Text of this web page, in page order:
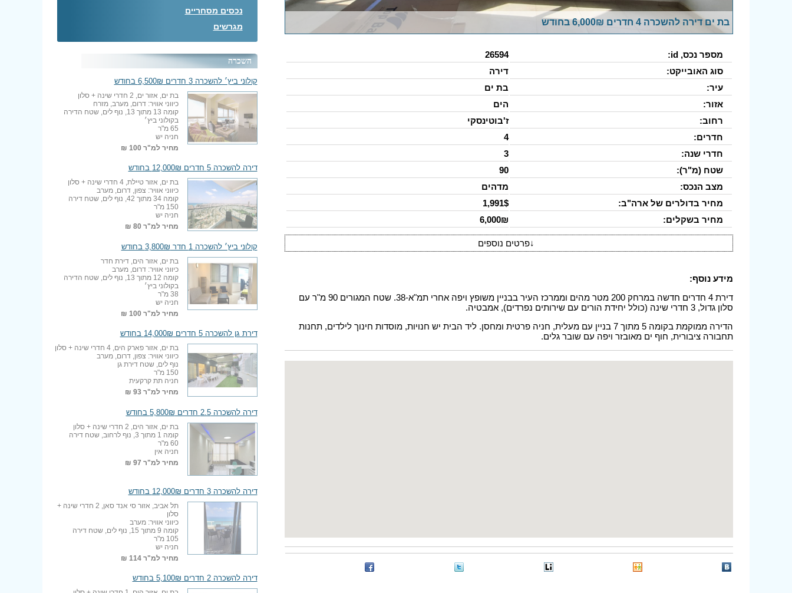
בת ים דירה להשכרה 4 חדרים 6,000₪ בחודש
מספר נכס, id:
26594
סוג האובייקט:
דירה
עיר:
בת ים
אזור:
הים
רחוב:
ז'בוטינסקי
חדרים:
4
חדרי שנה:
3
שטח (מ"ר):
90
מצב הנכס:
מדהים
מחיר בדולרים של ארה"ב:
1,991$
מחיר בשקלים:
6,000₪
↓פרטים נוספים
מידע נוסף:
דירת 4 חדרים חדשה במרחק 200 מטר מהים וממרכז העיר בבניין משופץ ויפה אחרי תמ"א-38. שטח המגורים 90 מ"ר עם
סלון גדול, 3 חדרי שינה (כולל יחידת הורים עם שירותים נפרדים), אמבטיה.
הדירה ממוקמת בקומה 5 מתוך 7 בניין עם מעלית, חניה פרטית ומחסן. ליד הבית יש חנויות, מוסדות חינוך לילדים, תחנות
תחבורה ציבורית, חוף ים מאובזר ויפה עם שובר גלים.
נכסים מסחריים
מגרשים
השכרה
קולוני ביץ׳ להשכרה 3 חדרים 6,500₪ בחודש
בת ים, אזור ים, 2 חדרי שינה + סלון
כיווני אוויר: דרום, מערב, מזרח
קומה 13 מתוך 13, נוף לים, שטח הדירה
בקולוני ביץ׳
65 מ"ר
חניה יש
מחיר למ"ר 100 ₪
דירה להשכרה 5 חדרים 12,000₪ בחודש
בת ים, אזור טיילת, 4 חדרי שינה + סלון
כיווני אוויר: צפון, דרום, מערב
קומה 34 מתוך 42, נוף לים, שטח דירה
150 מ"ר
חניה יש
מחיר למ"ר 80 ₪
קולוני ביץ׳ להשכרה 1 חדר 3,800₪ בחודש
בת ים, אזור הים, דירת חדר
כיווני אוויר: דרום, מערב
קומה 12 מתוך 13, נוף לים, שטח הדירה
בקולוני ביץ׳
38 מ"ר
חניה יש
מחיר למ"ר 100 ₪
דירת גן להשכרה 5 חדרים 14,000₪ בחודש
בת ים, אזור פארק הים, 4 חדרי שינה + סלון
כיווני אוויר: צפון, דרום, מערב
נוף לים, שטח דירת גן
150 מ"ר
חניה תת קרקעית
מחיר למ"ר93 ₪
דירה להשכרה 2.5 חדרים 5,800₪ בחודש
בת ים, אזור הים, 2 חדרי שינה + סלון
קומה 1 מתוך 3, נוף לרחוב, שטח דירה
60 מ"ר
חניה אין
מחיר למ"ר 97 ₪
דירה להשכרה 3 חדרים 12,000₪ בחודש
תל אביב, אזור סי אנד סאן, 2 חדרי שינה +
סלון
כיווני אוויר: מערב
קומה 9 מתוך 15, נוף לים, שטח דירה
105 מ"ר
חניה יש
מחיר למ"ר114 ₪
דירה להשכרה 2 חדרים 5,100₪ בחודש